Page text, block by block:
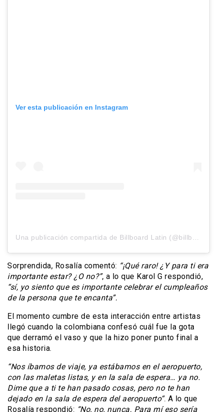
Ver esta publicación en Instagram
Una publicación compartida de Billboard Latin (@billboardlatin)
Sorprendida, Rosalía comentó: “¡Qué raro! ¿Y para ti era
importante estar? ¿O no?”, a lo que Karol G respondió,
“sí, yo siento que es importante celebrar el cumpleaños
de la persona que te encanta”.
El momento cumbre de esta interacción entre artistas
llegó cuando la colombiana confesó cuál fue la gota
que derramó el vaso y que la hizo poner punto final a
esa historia.
“Nos íbamos de viaje, ya estábamos en el aeropuerto,
con las maletas listas, y en la sala de espera… ya no.
Dime que a ti te han pasado cosas, pero no te han
dejado en la sala de espera del aeropuerto“. A lo que
Rosalía respondió: “No, no, nunca. Para mí eso sería